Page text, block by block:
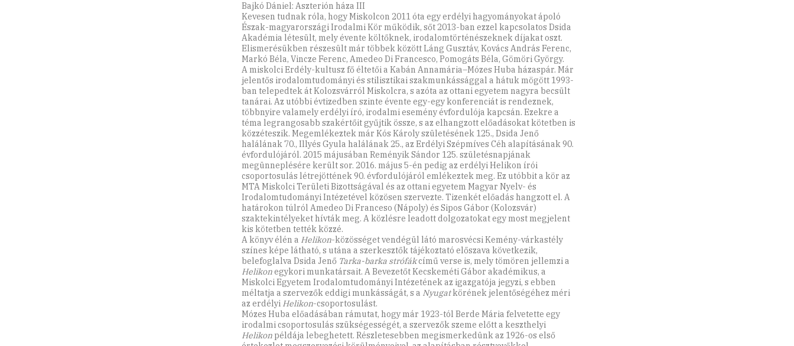
Bajkó Dániel: Aszterión háza III
Kevesen tudnak róla, hogy Miskolcon 2011 óta egy erdélyi hagyományokat ápoló
Észak-magyarországi Irodalmi Kör működik, sőt 2013-ban ezzel kapcsolatos Dsida
Akadémia létesült, mely évente költőknek, irodalomtörténészeknek díjakat oszt.
Elismerésükben részesült már többek között Láng Gusztáv, Kovács András Ferenc,
Markó Béla, Vincze Ferenc, Amedeo Di Francesco, Pomogáts Béla, Gömöri György.
A miskolci Erdély-kultusz fő éltetői a Kabán Annamária–Mózes Huba házaspár. Már
jelentős irodalomtudományi és stilisztikai szakmunkássággal a hátuk mögött 1993-
ban telepedtek át Kolozsvárról Miskolcra, s azóta az ottani egyetem nagyra becsült
tanárai. Az utóbbi évtizedben szinte évente egy-egy konferenciát is rendeznek,
többnyire valamely erdélyi író, irodalmi esemény évfordulója kapcsán. Ezekre a
téma legrangosabb szakértőit gyűjtik össze, s az elhangzott előadásokat kötetben is
közzéteszik. Megemlékeztek már Kós Károly születésének 125., Dsida Jenő
halálának 70., Illyés Gyula halálának 25., az Erdélyi Szépmíves Céh alapításának 90.
évfordulójáról. 2015 májusában Reményik Sándor 125. születésnapjának
megünneplésére került sor. 2016. május 5-én pedig az erdélyi Helikon írói
csoportosulás létrejöttének 90. évfordulójáról emlékeztek meg. Ez utóbbit a kör az
MTA Miskolci Területi Bizottságával és az ottani egyetem Magyar Nyelv- és
Irodalomtudományi Intézetével közösen szervezte. Tizenkét előadás hangzott el. A
határokon túlról Amedeo Di Franceso (Nápoly) és Sipos Gábor (Kolozsvár)
szaktekintélyeket hívták meg. A közlésre leadott dolgozatokat egy most megjelent
kis kötetben tették közzé.
A könyv élén a Helikon-közösséget vendégül látó marosvécsi Kemény-várkastély
színes képe látható, s utána a szerkesztők tájékoztató előszava következik,
belefoglalva Dsida Jenő Tarka-barka strófákcímű verse is, mely tömören jellemzi a
Helikon egykori munkatársait. A Bevezetőt Kecskeméti Gábor akadémikus, a
Miskolci Egyetem Irodalomtudományi Intézetének az igazgatója jegyzi, s ebben
méltatja a szervezők eddigi munkásságát, s a Nyugatkörének jelentőségéhez méri
az erdélyi Helikon-csoportosulást.
Mózes Huba előadásában rámutat, hogy már 1923-tól Berde Mária felvetette egy
irodalmi csoportosulás szükségességét, a szervezők szeme előtt a keszthelyi
Helikonpéldája lebeghetett. Részletesebben megismerkedünk az 1926-os első